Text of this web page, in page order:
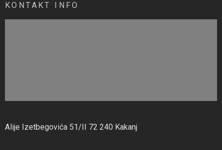
KONTAKT INFO
Alije Izetbegovića 51/II 72 240 Kakanj